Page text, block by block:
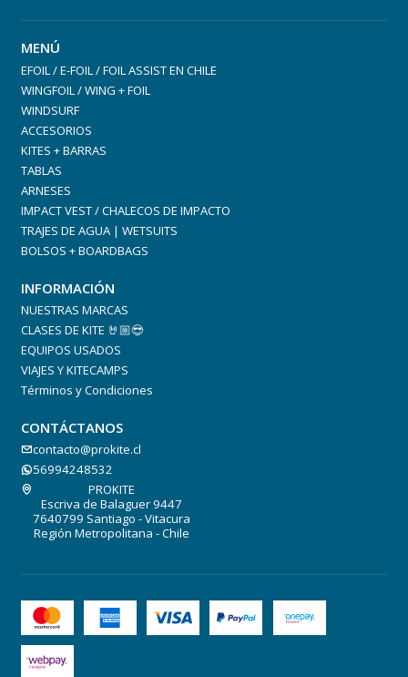
Materials
M-Flex (100%)
Fox Fleece in chest & back
MENÚ
EFOIL / E-FOIL / FOIL ASSIST EN CHILE
WINGFOIL / WING + FOIL
WINDSURF
ACCESORIOS
KITES + BARRAS
TABLAS
ARNESES
IMPACT VEST / CHALECOS DE IMPACTO
TRAJES DE AGUA | WETSUITS
BOLSOS + BOARDBAGS
INFORMACIÓN
NUESTRAS MARCAS
CLASES DE KITE 🤘🏼😎
EQUIPOS USADOS
VIAJES Y KITECAMPS
Términos y Condiciones
CONTÁCTANOS
contacto@prokite.cl
56994248532
PROKITE
Escriva de Balaguer 9447
7640799 Santiago - Vitacura
Región Metropolitana - Chile